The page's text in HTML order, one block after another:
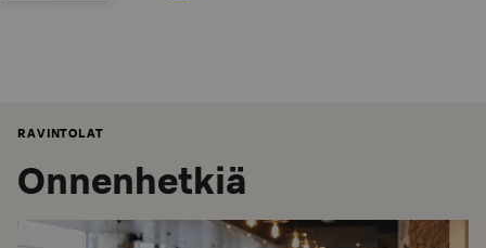
RAVINTOLAT
Onnenhetkiä